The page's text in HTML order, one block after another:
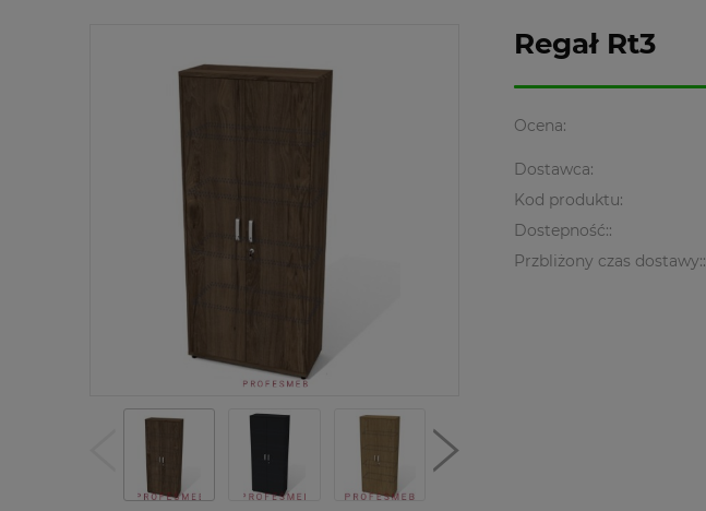
Regał Rt3
Ocena:
Dostawca:
Kod produktu:
Dostepność::
Przbliżony czas dostawy::